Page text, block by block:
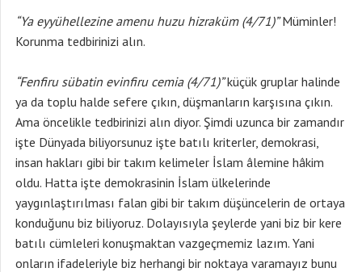
“Ya eyyühellezine amenu huzu hizraküm (4/71)”Müminler!
Korunma tedbirinizi alın.
“Fenfiru sübatin evinfiru cemia (4/71)”küçük gruplar halinde
ya da toplu halde sefere çıkın, düşmanların karşısına çıkın.
Ama öncelikle tedbirinizi alın diyor. Şimdi uzunca bir zamandır
işte Dünyada biliyorsunuz işte batılı kriterler, demokrasi,
insan hakları gibi bir takım kelimeler İslam âlemine hâkim
oldu. Hatta işte demokrasinin İslam ülkelerinde
yaygınlaştırılması falan gibi bir takım düşüncelerin de ortaya
konduğunu biz biliyoruz. Dolayısıyla şeylerde yani biz bir kere
batılı cümleleri konuşmaktan vazgeçmemiz lazım. Yani
onların ifadeleriyle biz herhangi bir noktaya varamayız bunu